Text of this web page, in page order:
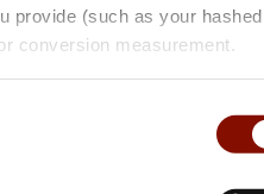
provide (such as your hashed
conversion measurement.